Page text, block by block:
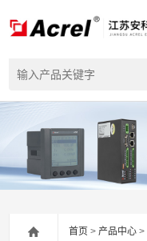
首页 >产品中心 >